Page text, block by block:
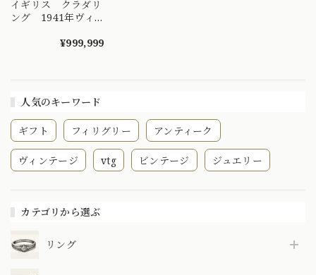
人気のキーワード
ギフト フィリグリー アンティーク
ヴィンテージ vtg ビンテージ ジュエリー
カテゴリから選ぶ
リング
イギリス クラダリ
ング 1941年ヴィ
指輪 珍しいグリー
¥999,999